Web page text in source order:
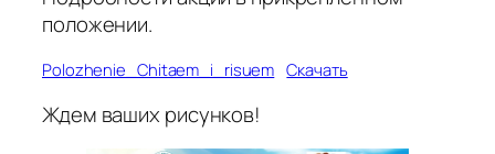
положении.
Polozhenie_Chitaem_i_risuem Скачать
Ждем ваших рисунков!